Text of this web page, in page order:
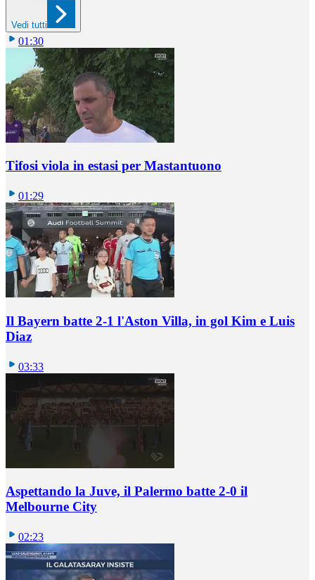
Vedi tutti
01:30
Tifosi viola in estasi per Mastantuono
01:29
Il Bayern batte 2-1 l'Aston Villa, in gol Kim e Luis
Diaz
03:33
Aspettando la Juve, il Palermo batte 2-0 il
Melbourne City
02:23